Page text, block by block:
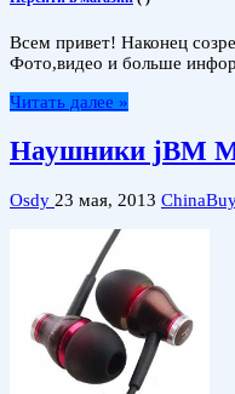
Всем привет! Наконец
Фото,видео и больше
Читать далее »
Наушники jBM
Osdy 23 мая, 2013